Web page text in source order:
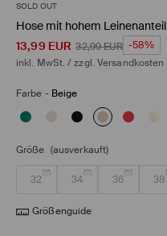
SOLD OUT
Hose mit hohem Leinenanteil
13,99 EUR 32,99EUR -58%
inkl. MwSt. / zzgl. Versandkosten
Farbe - Beige
Größe (ausverkauft)
32 34 36 38
Größenguide